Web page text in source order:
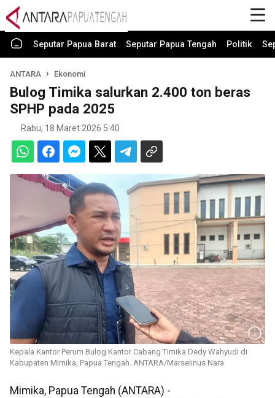
Seputar Papua Barat Seputar Papua Tengah Politik
ANTARA Ekonomi
Bulog Timika salurkan 2.400 ton beras
SPHP pada 2025
Rabu, 18 Maret 2026 5:40
Kepala Kantor Perum Bulog Kantor Cabang Timika Dedy Wahyudi di
Kabupaten Mimika, Papua Tengah. ANTARA/Marselinus Nara
Mimika, Papua Tengah (ANTARA) -